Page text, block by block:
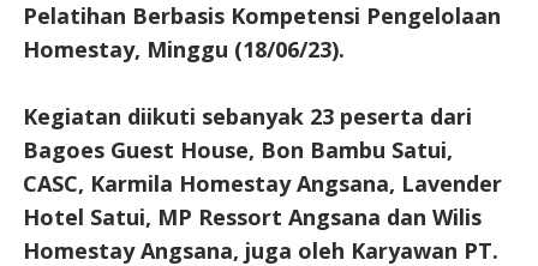
Pelatihan Berbasis Kompetensi Pengelolaan
Homestay, Minggu (18/06/23).
Kegiatan diikuti sebanyak 23 peserta dari
Bagoes Guest House, Bon Bambu Satui,
CASC, Karmila Homestay Angsana, Lavender
Hotel Satui, MP Ressort Angsana dan Wilis
Homestay Angsana, juga oleh Karyawan PT.